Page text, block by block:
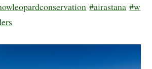
#airastana #w